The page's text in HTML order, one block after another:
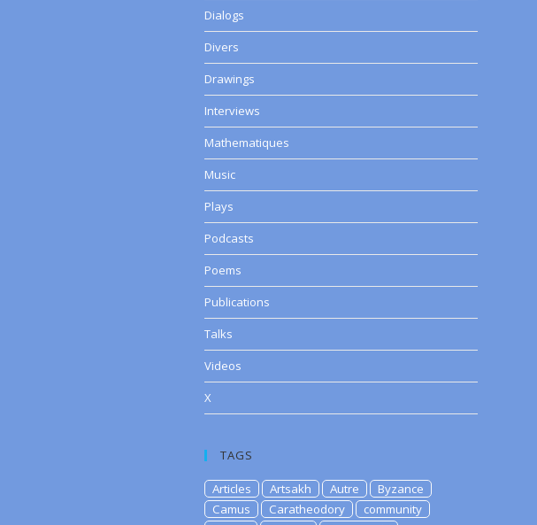
Dialogs
Divers
Drawings
Interviews
Mathematiques
Music
Plays
Podcasts
Poems
Publications
Talks
Videos
X
TAGS
Articles Artsakh Autre
Byzance
Camus
Caratheodory
community